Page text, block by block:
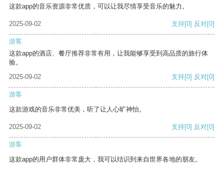
这款app的音乐资源非常优质，可以让我尽情享受音乐的魅力。
2025-09-02 支持[0] 反对[0]
游客
这款app的酒店、餐厅推荐非常有用，让我能够享受到高品质的旅行体
验。
2025-09-02
支持[0] 反对[0]
游客
这款游戏的音乐非常优美，听了让人心旷神怡。
2025-09-02 支持[0] 反对[0]
游客
这款app的用户群体非常庞大，我可以结识到来自世界各地的朋友。